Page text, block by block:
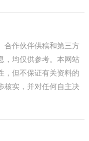
合作伙伴供稿和第三方
，均仅供参考。本网站
，但不保证有关资料的
核实，并对任何自主决